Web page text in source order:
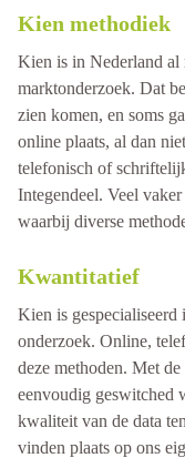
Kien methodiek
Kien is in Nederland al
marktonderzoek. Dat
zien komen, en soms
online plaats, al dan
telefonisch of
Integendeel. Veel
waarbij diverse
Kwantitatief
Kien is
onderzoek. Online,
deze methoden. Met
eenvoudig geswitched
kwaliteit van de data
vinden plaats op ons